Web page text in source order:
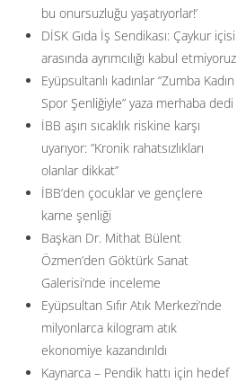
bu onursuzluğu yaşatıyorlar!’
DİSK Gıda İş Sendikası: Çaykur içisi
arasında ayrımcılığı kabul etmiyoruz
Eyüpsultanlı kadınlar “Zumba Kadın
Spor Şenliğiyle” yaza merhaba dedi
İBB aşırı sıcaklık riskine karşı
uyarıyor: ”Kronik rahatsızlıkları
olanlar dikkat”
İBB’den çocuklar ve gençlere
karne şenliği
Başkan Dr. Mithat Bülent
Özmen’den Göktürk Sanat
Galerisi’nde inceleme
Eyüpsultan Sıfır Atık Merkezi’nde
milyonlarca kilogram atık
ekonomiye kazandırıldı
Kaynarca – Pendik hattı için hedef